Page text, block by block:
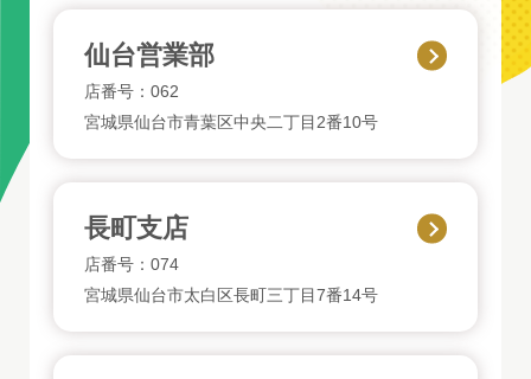
仙台営業部
店番号：062
宮城県仙台市青葉区中央二丁目2番10号
長町支店
店番号：074
宮城県仙台市太白区長町三丁目7番14号